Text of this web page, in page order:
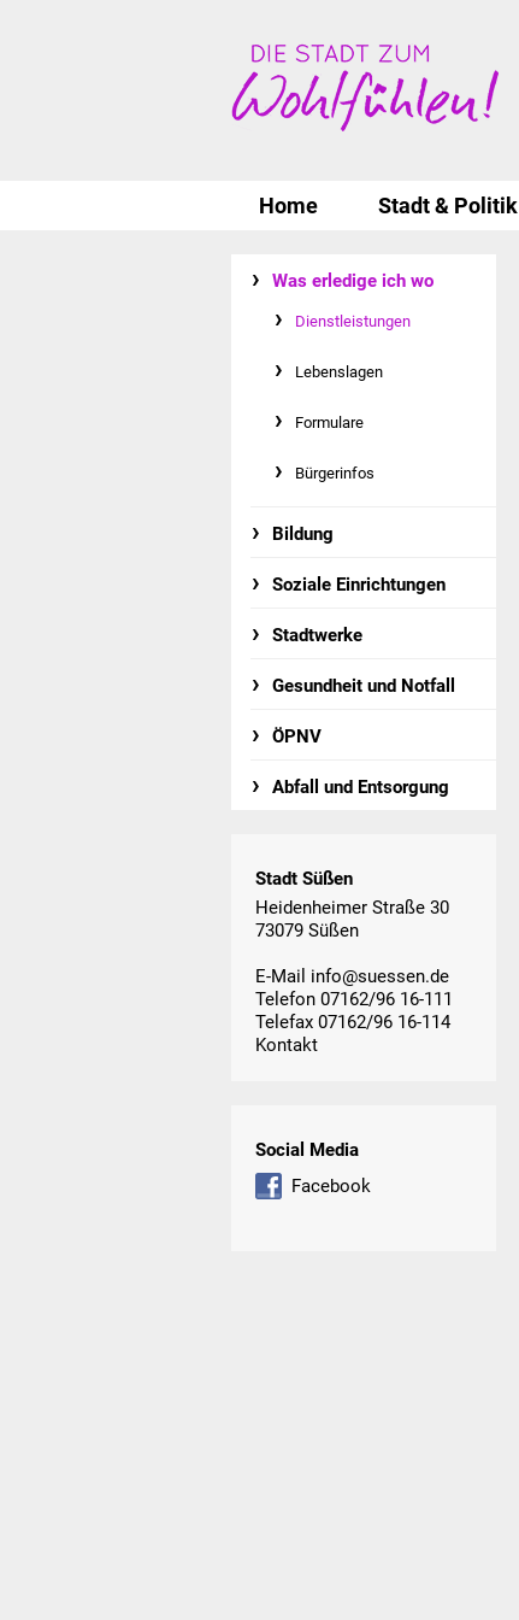
Home Stadt & Politik
Was erledige ich wo
Dienstleistungen
Lebenslagen
Formulare
Bürgerinfos
Bildung
Soziale Einrichtungen
Stadtwerke
Gesundheit und Notfall
ÖPNV
Abfall und Entsorgung
Stadt Süßen
Heidenheimer Straße 30
73079 Süßen
E-Mail info@suessen.de
Telefon 07162/96 16-111
Telefax 07162/96 16-114
Kontakt
Social Media
Facebook